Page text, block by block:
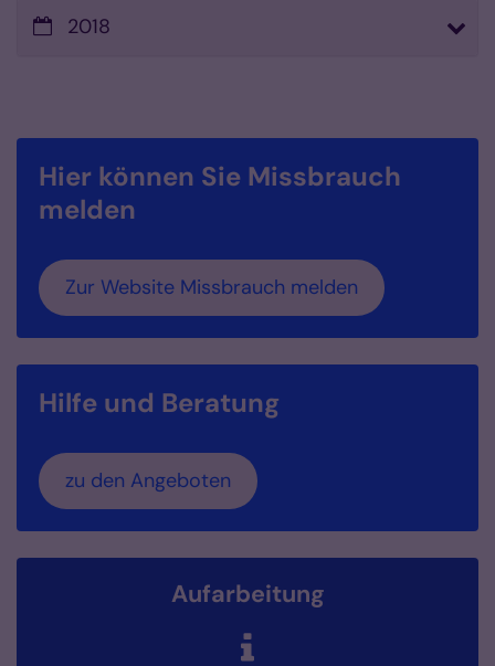
2018
Hier können Sie Missbrauch
melden
Zur Website Missbrauch melden
Hilfe und Beratung
zu den Angeboten
Aufarbeitung